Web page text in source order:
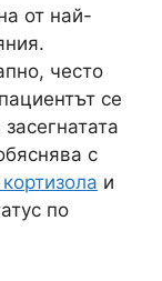
от най-
често
се
с
и
по